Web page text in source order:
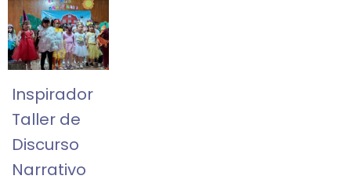
Inspirador
Taller de
Discurso
Narrativo